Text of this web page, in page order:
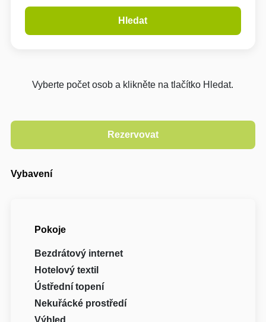
Hledat
Vyberte počet osob a klikněte na tlačítko Hledat.
Vybavení
Pokoje
Bezdrátový internet
Hotelový textil
Ústřední topení
Nekuřácké prostředí